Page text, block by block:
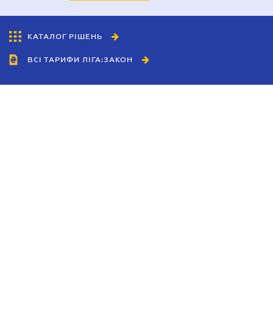
КАТАЛОГ РІШЕНЬ
ВСІ ТАРИФИ ЛІГА:ЗАКОН